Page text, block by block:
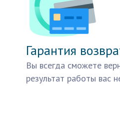
Гарантия
Вы всегда сможете
результат работы вас